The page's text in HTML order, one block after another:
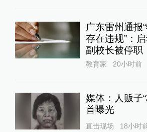
广东雷州通报
存在违规”：
副校长被停职
教育家 20小时前
媒体：人贩子
首曝光
直击现场 18小时